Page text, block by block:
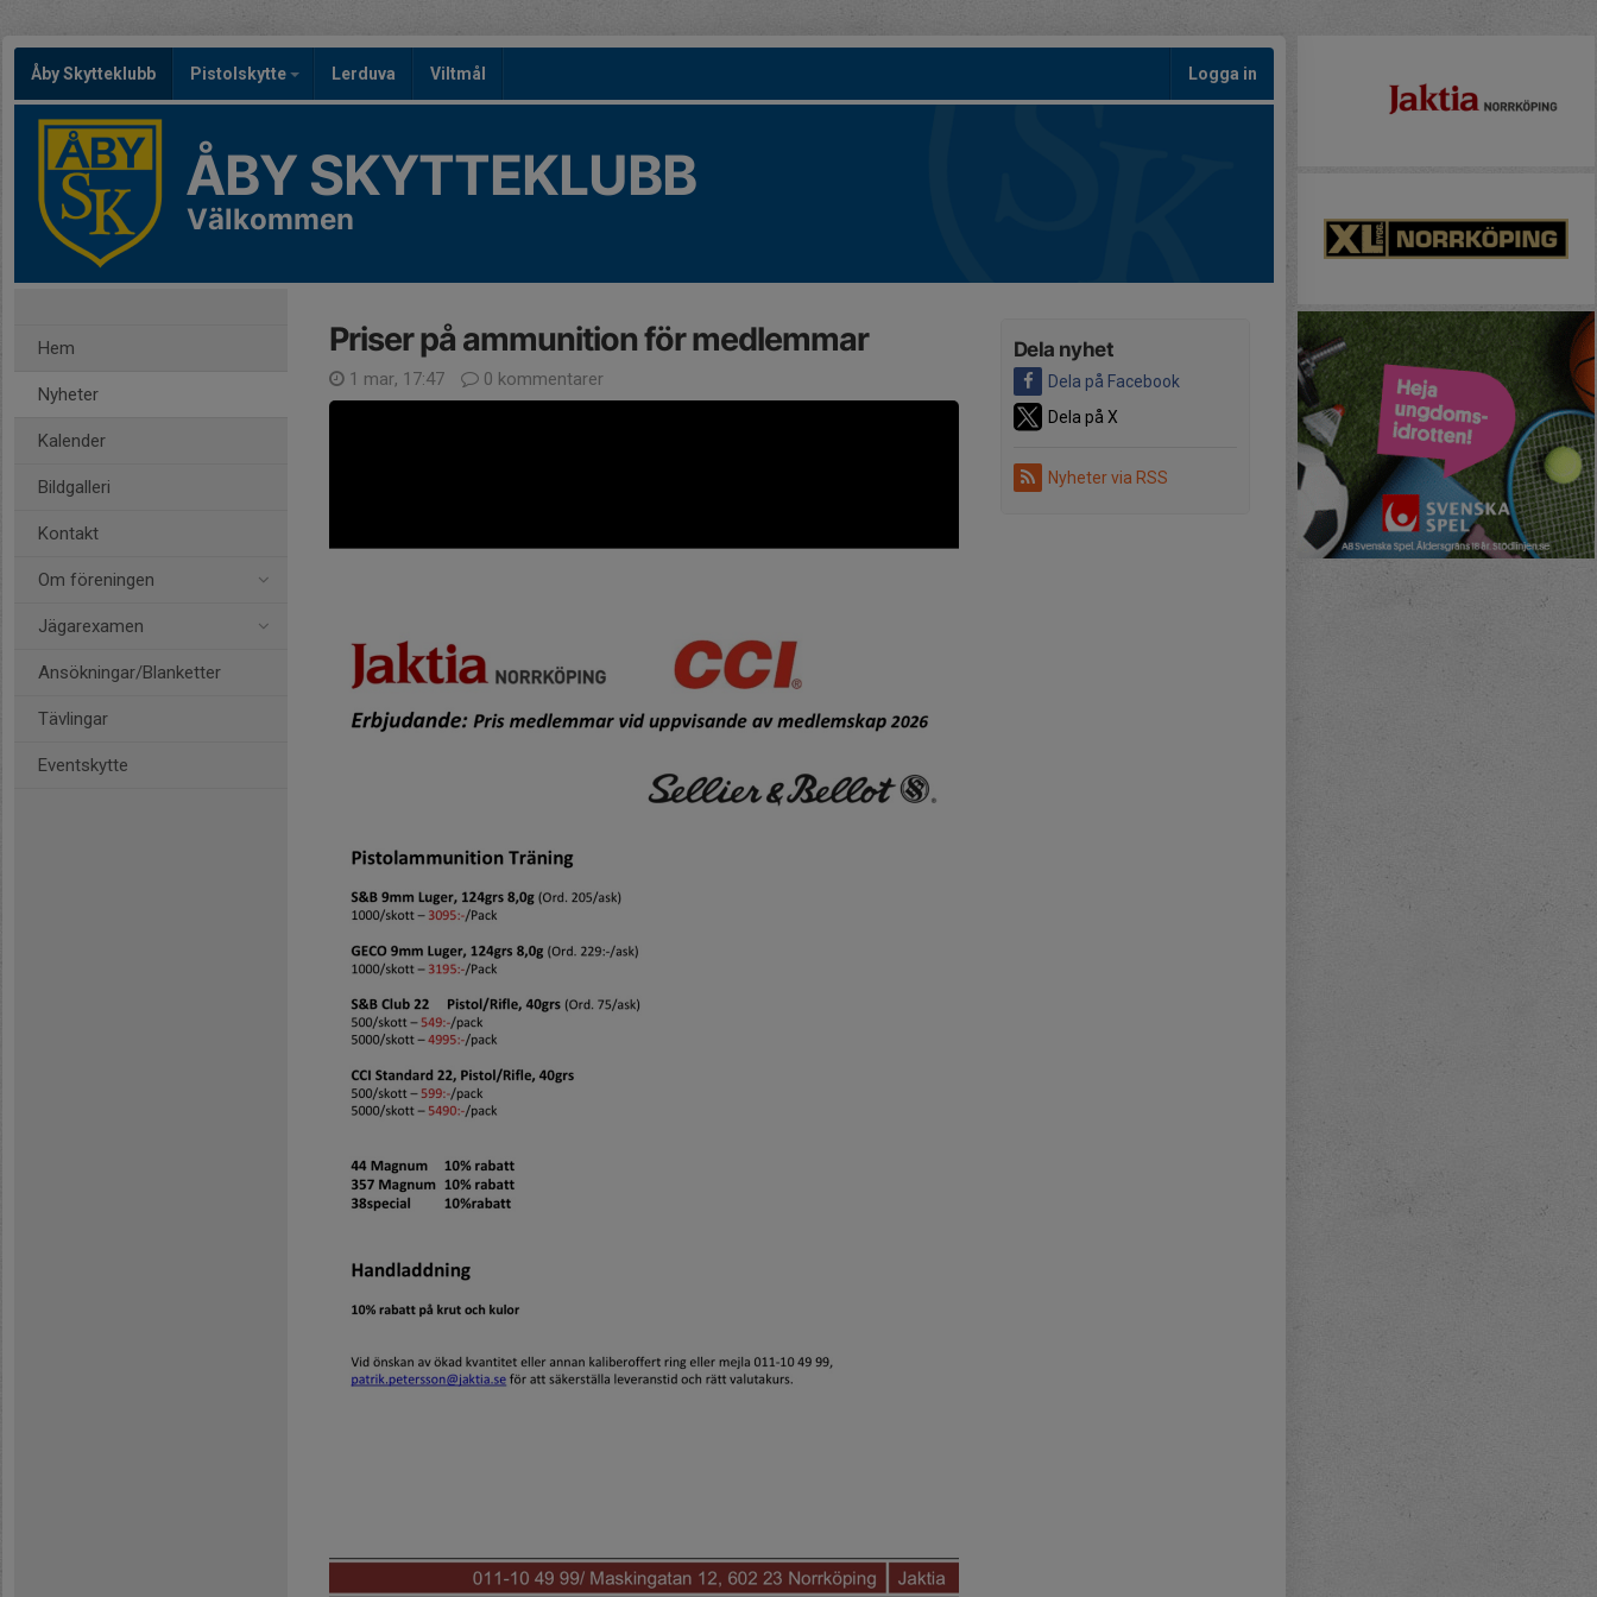
Åby Skytteklubb Pistolskytte Lerduva Viltmål Logga in
ÅBY SKYTTEKLUBB
Välkommen
Hem
Nyheter
Kalender
Bildgalleri
Kontakt
Om föreningen
Jägarexamen
Ansökningar/Blanketter
Tävlingar
Eventskytte
Dela nyhet
Dela på Facebook
Dela på X
Nyheter via RSS
Priser på ammunition för medlemmar
1 mar, 17:47 0 kommentarer